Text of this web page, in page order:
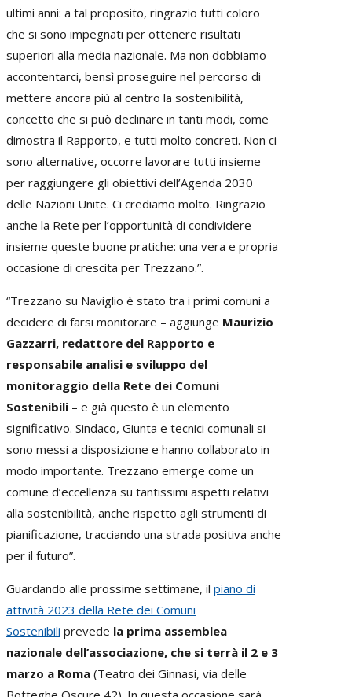
ultimi anni: a tal proposito, ringrazio tutti coloro
che si sono impegnati per ottenere risultati
superiori alla media nazionale. Ma non dobbiamo
accontentarci, bensì proseguire nel percorso di
mettere ancora più al centro la sostenibilità,
concetto che si può declinare in tanti modi, come
dimostra il Rapporto, e tutti molto concreti. Non ci
sono alternative, occorre lavorare tutti insieme
per raggiungere gli obiettivi dell’Agenda 2030
delle Nazioni Unite. Ci crediamo molto. Ringrazio
anche la Rete per l’opportunità di condividere
insieme queste buone pratiche: una vera e propria
occasione di crescita per Trezzano.”.
“Trezzano su Naviglio è stato tra i primi comuni a
decidere di farsi monitorare – aggiunge Maurizio
Gazzarri, redattore del Rapporto e
responsabile analisi e sviluppo del
monitoraggio della Rete dei Comuni
Sostenibili – e già questo è un elemento
significativo. Sindaco, Giunta e tecnici comunali si
sono messi a disposizione e hanno collaborato in
modo importante. Trezzano emerge come un
comune d’eccellenza su tantissimi aspetti relativi
alla sostenibilità, anche rispetto agli strumenti di
pianificazione, tracciando una strada positiva anche
per il futuro”.
Guardando alle prossime settimane, il piano di
attività 2023 della Rete dei Comuni
Sostenibili prevede la prima assemblea
nazionale dell’associazione, che si terrà il 2 e 3
marzo a Roma (Teatro dei Ginnasi, via delle